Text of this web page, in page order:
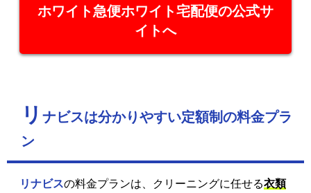
ホワイト急便ホワイト宅配便の公式サ
イトへ
リ ナビスは分かりやすい定額制の料金プラ
ン
リナビスの料金プランは、クリーニングに任せる衣類